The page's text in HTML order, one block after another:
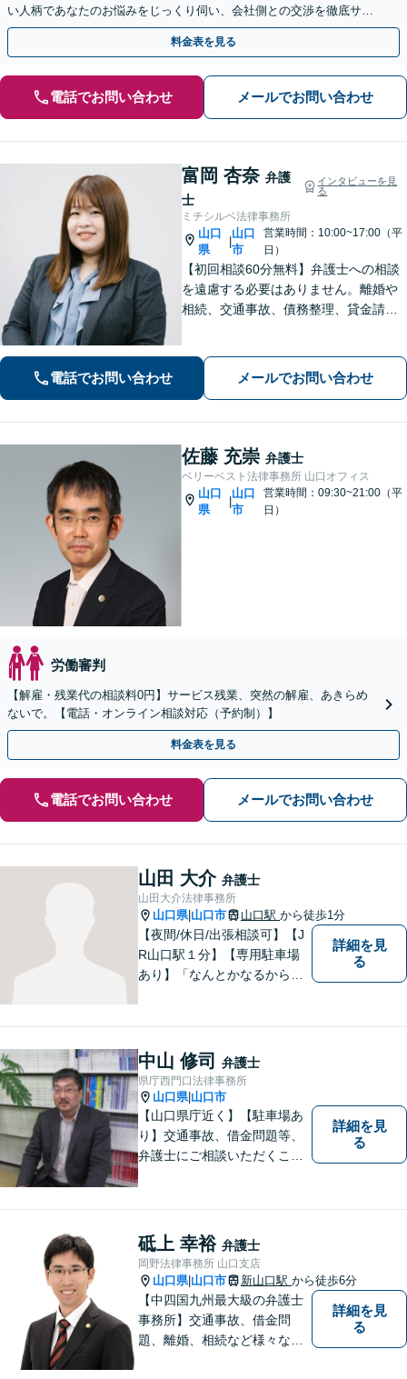
い人柄であなたのお悩みをじっくり伺い、会社側との交渉を徹底サポ
ートします。【web面談可能】
料金表を見る
電話でお問い合わせ メールでお問い合わせ
富岡 杏奈 弁護
士
インタビューを見
る
ミチシルベ法律事務所
山口
県
|
山口
市
営業時間：10:00~17:00（平
日）
【初回相談60分無料】弁護士への相談
を遠慮する必要はありません。離婚や
相続、交通事故、債務整理、貸金請求
使わず分かりやすい言葉で説明するこ
とを心がけています。お気軽にご相談
電話でお問い合わせ メールでお問い合わせ
佐藤 充崇 弁護士
ベリーベスト法律事務所 山口オフィス
山口
県
|
山口
市
営業時間：09:30~21:00（平
日）
労働審判
【解雇・残業代の相談料0円】サービス残業、突然の解雇、あきらめ
ないで。【電話・オンライン相談対応（予約制）】
料金表を見る
電話でお問い合わせ メールでお問い合わせ
山田 大介 弁護士
山田大介法律事務所
山口県| 山口市 山口駅 から徒歩1分
【夜間/休日/出張相談可】【J
R山口駅１分】【専用駐車場
あり】「なんとかなるから大
方はお気軽にご相談くださ
い。
詳細を見
る
中山 修司 弁護士
県庁西門口法律事務所
山口県| 山口市
【山口県庁近く】【駐車場あ
り】交通事故、借金問題等、
弁護士にご相談いただくこと
談ください。専門知識を有す
る弁護士が、客観的視点から
事案を検討し、最適の解決方
法を探ります。
詳細を見
る
砥上 幸裕 弁護士
岡野法律事務所 山口支店
山口県| 山口市 新山口駅 から徒歩6分
【中四国九州最大級の弁護士
事務所】交通事故、借金問
題、離婚、相続など様々な問
詳細を見
る